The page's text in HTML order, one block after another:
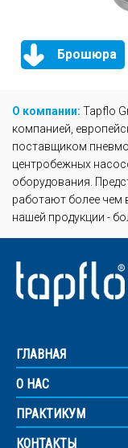
Брошюра
О компании: Tapflo
компанией,
поставщиком
центробежных
оборудования.
работают более чем
нашей продукции -
ГЛАВНАЯ
О НАС
ПРАКТИКУМ
КОНТАКТЫ